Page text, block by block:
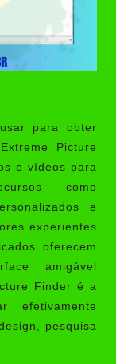
para obter
Picture
e vídeos para
como
e
experientes
oferecem
amigável
Finder é a
efetivamente
pesquisa